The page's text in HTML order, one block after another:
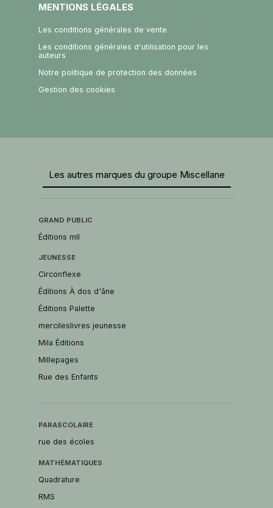
MENTIONS LÉGALES
Les conditions générales de vente
Les conditions générales d'utilisation pour les
auteurs
Notre politique de protection des données
Gestion des cookies
Les autres marques du groupe Miscellane
GRAND PUBLIC
Éditions mll
JEUNESSE
Circonflexe
Éditions À dos d'âne
Éditions Palette
mercileslivres jeunesse
Mila Éditions
Millepages
Rue des Enfants
PARASCOLAIRE
rue des écoles
MATHÉMATIQUES
Quadrature
RMS